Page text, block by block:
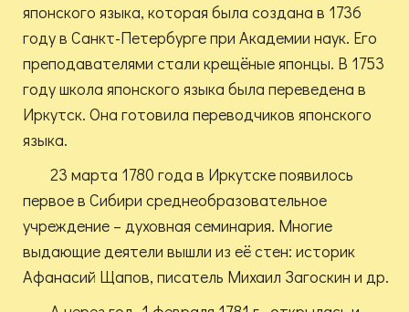
японского языка, которая была создана в 1736
году в Санкт-Петербурге при Академии наук. Его
преподавателями стали крещёные японцы. В 1753
году школа японского языка была переведена в
Иркутск. Она готовила переводчиков японского
языка.
23 марта 1780 года в Иркутске появилось
первое в Сибири среднеобразовательное
учреждение – духовная семинария. Многие
выдающие деятели вышли из её стен: историк
Афанасий Щапов, писатель Михаил Загоскин и др.